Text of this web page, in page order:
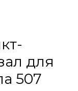
для
507